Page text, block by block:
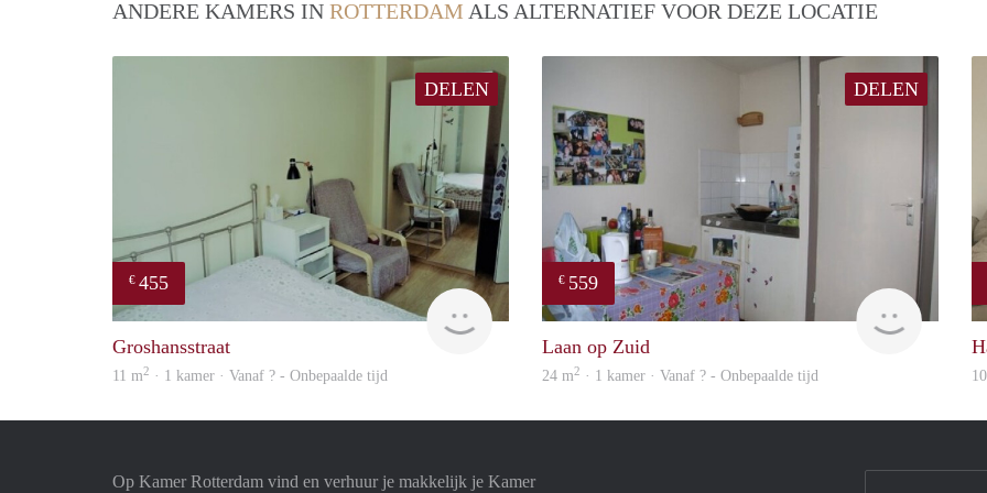
ANDERE KAMERS IN ROTTERDAM ALS ALTERNATIEF VOOR DEZE LOCATIE
DELEN
€ 455
Groshansstraat
11 m2 · 1 kamer · Vanaf ? - Onbepaalde tijd
DELEN
€ 559
rent
Laan op Zuid
24 m2 · 1 kamer · Vanaf ? - Onbepaalde tijd
Op Kamer Rotterdam vind en verhuur je makkelijk je Kamer